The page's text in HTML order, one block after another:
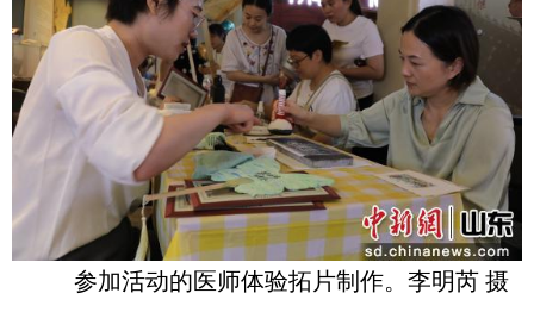
参加活动的医师体验拓片制作。李明芮 摄